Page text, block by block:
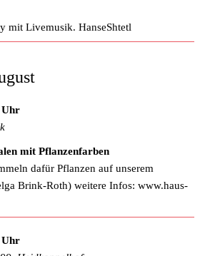
mit Livemusik. HanseShtetl
Uhr
mit Pflanzenfarben
dafür Pflanzen auf unserem
Brink-Roth) weitere Infos: www.haus-
Uhr